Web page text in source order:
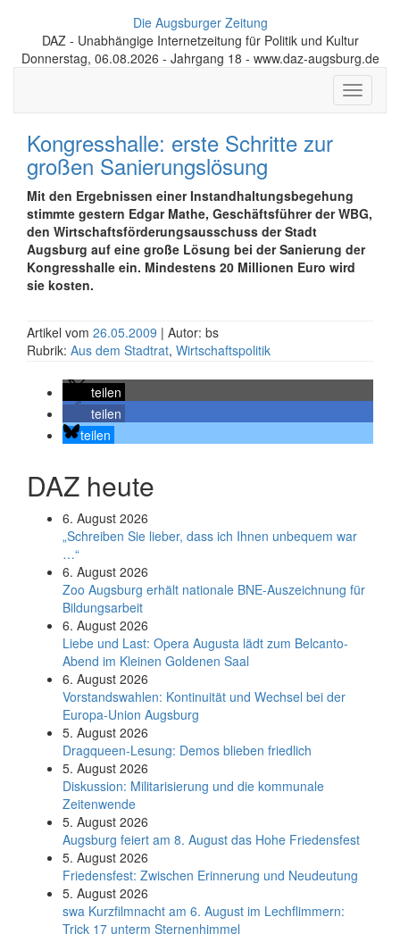
Die Augsburger Zeitung
DAZ - Unabhängige Internetzeitung für Politik und Kultur
Donnerstag, 06.08.2026 - Jahrgang 18 - www.daz-augsburg.de
Toggle
Kongresshalle: erste Schritte zur
großen Sanierungslösung
Mit den Ergebnissen einer Instandhaltungsbegehung
stimmte gestern Edgar Mathe, Geschäftsführer der WBG,
den Wirtschaftsförderungsausschuss der Stadt
Augsburg auf eine große Lösung bei der Sanierung der
Kongresshalle ein. Mindestens 20 Millionen Euro wird
sie kosten.
Artikel vom 26.05.2009 | Autor: bs
Rubrik: Aus dem Stadtrat, Wirtschaftspolitik
teilen
teilen
teilen
DAZ heute
6. August 2026
„Schreiben Sie lieber, dass ich Ihnen unbequem war
…“
6. August 2026
Zoo Augsburg erhält nationale BNE-Auszeichnung für
Bildungsarbeit
6. August 2026
Liebe und Last: Opera Augusta lädt zum Belcanto-
Abend im Kleinen Goldenen Saal
6. August 2026
Vorstandswahlen: Kontinuität und Wechsel bei der
Europa-Union Augsburg
5. August 2026
Dragqueen-Lesung: Demos blieben friedlich
5. August 2026
Diskussion: Mi­li­ta­ri­sie­rung und die kommunale
Zeitenwende
5. August 2026
Augsburg feiert am 8. August das Hohe Friedensfest
5. August 2026
Friedensfest: Zwischen Erinnerung und Neudeutung
5. August 2026
swa Kurz­film­nacht am 6. August im Lech­flim­mern:
Trick 17 unterm Sternen­himmel